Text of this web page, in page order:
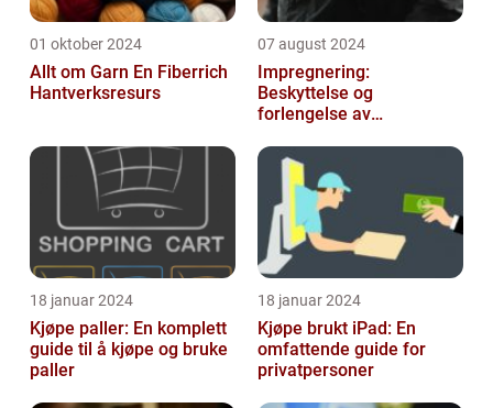
01 oktober 2024
Allt om Garn En Fiberrich
Hantverksresurs
07 august 2024
Impregnering:
Beskyttelse og
forlengelse av
18 januar 2024
Kjøpe paller: En komplett
guide til å kjøpe og bruke
paller
18 januar 2024
Kjøpe brukt iPad: En
omfattende guide for
privatpersoner